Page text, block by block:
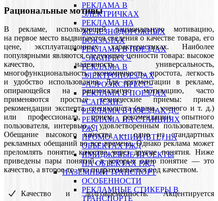
РЕКЛАМА В
ЭЛЕКТРИЧКАХ
РЕКЛАМА НА
ЖЕЛЕЗНОДОРОЖНЫХ
ВОКЗАЛАХ
РЕКЛАМА В ПОЕЗДАХ
«ЭКСПРЕСС»
РЕКЛАМА В
ЭЛЕКТРОПОЕЗДАХ
«АЭРОЭКСПРЕСС»
РЕКЛАМА В ПОЕЗДАХ
«САПСАН»
РЕКЛАМА В ПОЕЗДАХ ДС
РЕКЛАМА НА СТАНЦИЯХ
РЖД
ПРОМО-АКЦИИ (BTL) НА
ОБЪЕКТАХ РЖД
ИМИДЖЕВЫЕ ПРОЕКТЫ
НА ОБЪЕКТАХ РЖД
НАЗЕМНЫЙ ТРАНСПОРТ
ОСОБЕННОСТИ
РЕКЛАМНЫЕ СТИКЕРЫ В
ТРАНСПОРТЕ
Рациональные мотивы
В рекламе, использующей рациональную мотивацию,
на первое место выдвигаются сведения о качестве товара, его
цене, эксплуатационных характеристиках. Наиболее
популярными являются следующие ценности товара: высокое
качество, надежность, универсальность,
многофункциональность, экономичность, простота, легкость
и удобство использования. Для аргументации в рекламе,
опирающейся на рациональную мотивацию, часто
применяются простые технические приемы: прием
рекомендации эксперта, специалиста (врача, ученого и т. д.)
или профессионала, прием рекомендации опытного
пользователя, интервью с удовлетворенным пользователем.
Обещание высокого качества — одно из стандартных
рекламных обещаний во все времена. Однако реклама может
преломлять понятие качества через другие понятия. Ниже
приведены пары понятий, в которых одно понятие — это
качество, а второе-то, что подразумевается под качеством.
Качество и долговременность. Акцентируется